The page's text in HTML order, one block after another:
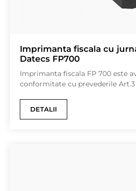
Imprimanta fiscala cu
Datecs FP700
Imprimanta fiscala FP 700 este
conformitate cu prevederile Art.3
DETALII